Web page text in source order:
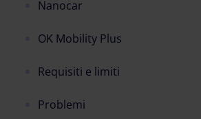
Nanocar
OK Mobility Plus
Requisiti e limiti
Problemi